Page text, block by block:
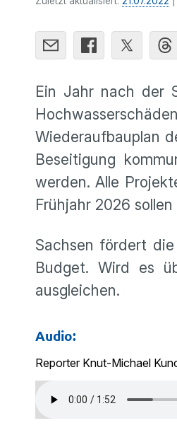
Ein Jahr nach der
Wiederaufbauplan
Beseitigung
werden. Alle
Frühjahr 2026
Sachsen fördert
Budget. Wird es
ausgleichen.
Audio:
Reporter Knut-Michael